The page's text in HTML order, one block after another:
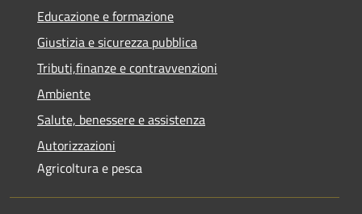
Educazione e formazione
Giustizia e sicurezza pubblica
Tributi,finanze e contravvenzioni
Ambiente
Salute, benessere e assistenza
Autorizzazioni
Agricoltura e pesca